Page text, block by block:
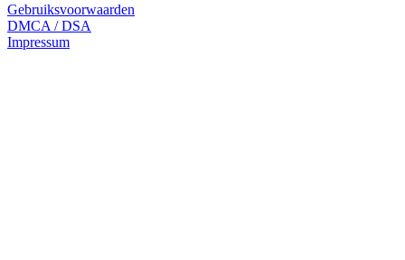
Gebruiksvoorwaarden
DMCA / DSA
Impressum